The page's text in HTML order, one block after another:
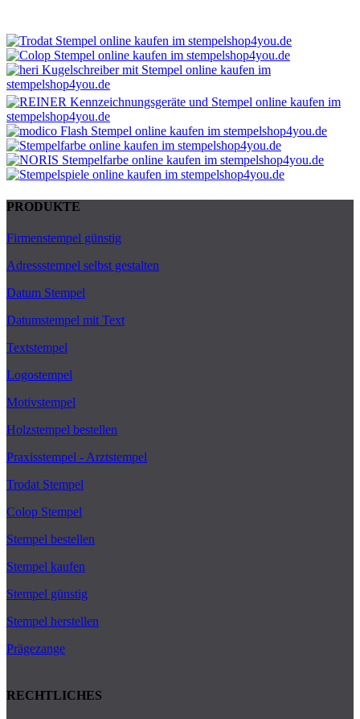
PRODUKTE
Firmenstempel günstig
Adressstempel selbst gestalten
Datum Stempel
Datumstempel mit Text
Textstempel
Logostempel
Motivstempel
Holzstempel bestellen
Praxisstempel - Arztstempel
Trodat Stempel
Colop Stempel
Stempel bestellen
Stempel kaufen
Stempel günstig
Stempel herstellen
Prägezange
RECHTLICHES